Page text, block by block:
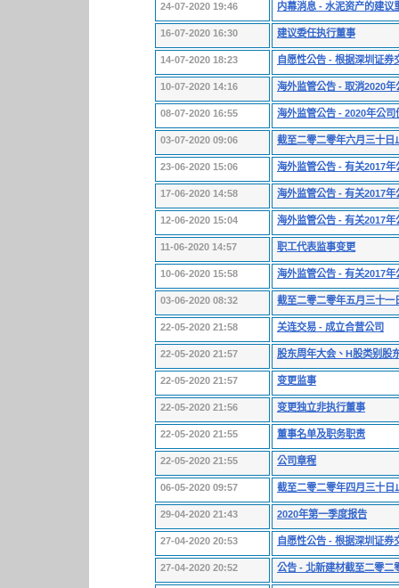
24-07-2020 19:46 内幕消息 - 水泥资产的建议
16-07-2020 16:30 建议委任执行董事
14-07-2020 18:23 自愿性公告 - 根据深圳证券
10-07-2020 14:16 海外监管公告 - 取消2020
08-07-2020 16:55 海外监管公告 - 2020年公
03-07-2020 09:06 截至二零二零年六月三十日
23-06-2020 15:06 海外监管公告 - 有关2017年
17-06-2020 14:58 海外监管公告 - 有关2017年
12-06-2020 15:04 海外监管公告 - 有关2017年
11-06-2020 14:57 职工代表监事变更
10-06-2020 15:58 海外监管公告 - 有关2017年
03-06-2020 08:32 截至二零二零年五月三十一
22-05-2020 21:58 关连交易 - 成立合营公司
22-05-2020 21:57 股东周年大会、H股类别股
22-05-2020 21:57 变更监事
22-05-2020 21:56 变更独立非执行董事
22-05-2020 21:55 董事名单及职务职责
22-05-2020 21:55 公司章程
06-05-2020 09:57 截至二零二零年四月三十日
29-04-2020 21:43 2020年第一季度报告
27-04-2020 20:53 自愿性公告 - 根据深圳证券
27-04-2020 20:52 公告 - 北新建材截至二零二